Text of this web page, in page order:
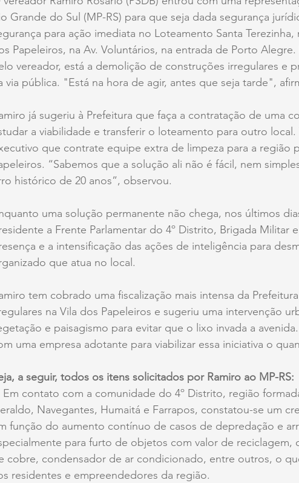
Grande do Sul (MP-RS) para que seja dada segurança
para ação imediata no Loteamento Santa
Papeleiros, na Av. Voluntários, na entrada de Porto
vereador, está a demolição de construções irregulares e
via pública. "Está na hora de agir, antes que seja tarde",
já sugeriu à Prefeitura que faça a contratação de uma
a viabilidade e transferir o loteamento para outro
que contrate equipe extra de limpeza para a região
“Sabemos que a solução ali não é fácil, nem
histórico de 20 anos”, observou.
uma solução permanente não chega, nos últimos
a Frente Parlamentar do 4º Distrito, Brigada Militar
e a intensificação das ações de inteligência para
que atua no local.
tem cobrado uma fiscalização mais intensa da
na Vila dos Papeleiros e sugeriu uma intervenção
e paisagismo para evitar que o lixo invada a
uma empresa adotante para viabilizar essa iniciativa o
a seguir, todos os itens solicitados por Ramiro ao MP-RS:
Em contato com a comunidade do 4º Distrito, região
Navegantes, Humaitá e Farrapos, constatou-se um
função do aumento contínuo de casos de depredação e
para furto de objetos com valor de reciclagem,
cobre, condensador de ar condicionado, entre outros, o
residentes e empreendedores da região.